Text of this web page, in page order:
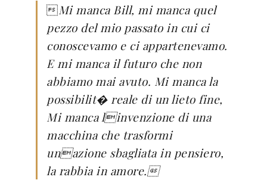
Mi manca Bill, mi manca quel
pezzo del mio passato in cui ci
conoscevamo e ci appartenevamo.
E mi manca il futuro che non
abbiamo mai avuto. Mi manca la
possibilit� reale di un lieto fine,
Mi manca linvenzione di una
macchina che trasformi
unazione sbagliata in pensiero,
la rabbia in amore.